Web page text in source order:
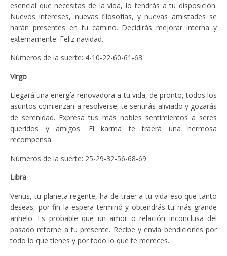
esencial que necesitas de la vida, lo tendrás a tu disposición.
Nuevos intereses, nuevas filosofías, y nuevas amistades se
harán presentes en tu camino. Decidirás mejorar interna y
externamente. Feliz navidad.
Números de la suerte: 4-10-22-60-61-63
Virgo
Llegará una energía renovadora a tu vida, de pronto, todos los
asuntos comienzan a resolverse, te sentirás aliviado y gozarás
de serenidad. Expresa tus más nobles sentimientos a seres
queridos y amigos. El karma te traerá una hermosa
recompensa.
Números de la suerte: 25-29-32-56-68-69
Libra
Venus, tu planeta regente, ha de traer a tu vida eso que tanto
deseas, por fin la espera terminó y obtendrás tu más grande
anhelo. Es probable que un amor o relación inconclusa del
pasado retorne a tu presente. Recibe y envía bendiciones por
todo lo que tienes y por todo lo que te mereces.